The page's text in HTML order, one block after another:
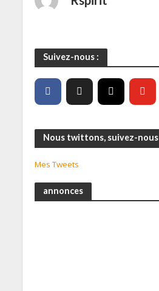
Suivez-nous :
Nous twittons, suivez-nous
Mes Tweets
annonces